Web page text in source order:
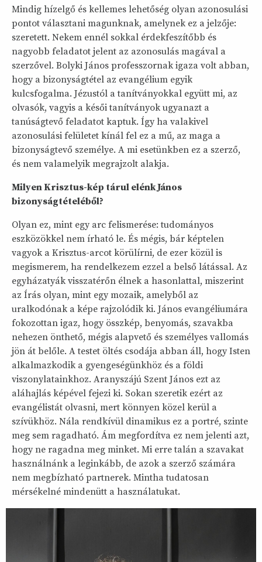
Mindig hízelgő és kellemes lehetőség olyan azonosulási
pontot választani magunknak, amelynek ez a jelzője:
szeretett. Nekem ennél sokkal érdekfeszítőbb és
nagyobb feladatot jelent az azonosulás magával a
szerzővel. Bolyki János professzornak igaza volt abban,
hogy a bizonyságtétel az evangélium egyik
kulcsfogalma. Jézustól a tanítványokkal együtt mi, az
olvasók, vagyis a késői tanítványok ugyanazt a
tanúságtevő feladatot kaptuk. Így ha valakivel
azonosulási felületet kínál fel ez a mű, az maga a
bizonyságtevő személye. A mi esetünkben ez a szerző,
és nem valamelyik megrajzolt alakja.
Milyen Krisztus-kép tárul elénk János
bizonyságtételéből?
Olyan ez, mint egy arc felismerése: tudományos
eszközökkel nem írható le. És mégis, bár képtelen
vagyok a Krisztus-arcot körülírni, de ezer közül is
megismerem, ha rendelkezem ezzel a belső látással. Az
egyházatyák visszatérőn élnek a hasonlattal, miszerint
az Írás olyan, mint egy mozaik, amelyből az
uralkodónak a képe rajzolódik ki. János evangéliumára
fokozottan igaz, hogy összkép, benyomás, szavakba
nehezen önthető, mégis alapvető és személyes vallomás
jön át belőle. A testet öltés csodája abban áll, hogy Isten
alkalmazkodik a gyengeségünkhöz és a földi
viszonylatainkhoz. Aranyszájú Szent János ezt az
aláhajlás képével fejezi ki. Sokan szeretik ezért az
evangélistát olvasni, mert könnyen közel kerül a
szívükhöz. Nála rendkívül dinamikus ez a portré, szinte
meg sem ragadható. Ám megfordítva ez nem jelenti azt,
hogy ne ragadna meg minket. Mi erre talán a szavakat
használnánk a leginkább, de azok a szerző számára
nem megbízható partnerek. Mintha tudatosan
mérsékelné mindenütt a használatukat.